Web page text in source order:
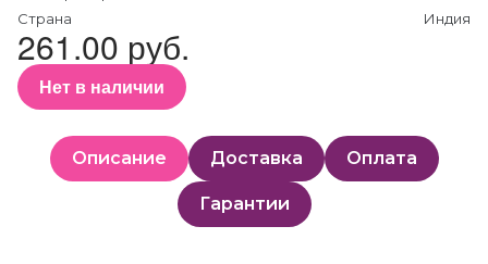
Страна
Индия
261.00 руб.
Нет в наличии
Описание Доставка Оплата
Гарантии